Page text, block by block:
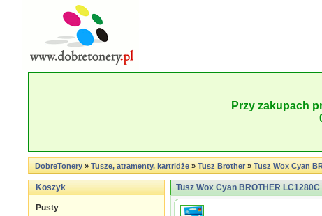
Przy zakupach
DobreTonery»Tusze, atramenty, kartridże»Tusz Brother»Tusz Wox Cyan
Koszyk
Pusty
Tusz Wox Cyan BROTHER